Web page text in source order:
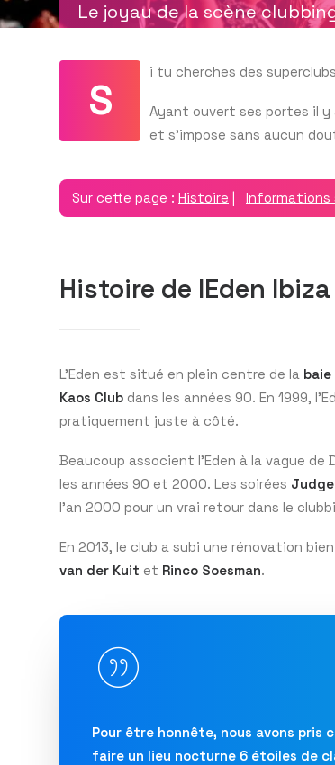
Le joyau de la scène
S
i tu cherches des
Ayant ouvert ses portes il y
et s’impose sans aucun
Sur cette page : Histoire | Informations
Histoire de lEden Ibiza
L’Eden est situé en plein centre de la
Kaos Club dans les années 90. En 1999,
pratiquement juste à côté.
Beaucoup associent l’Eden à la vague
les années 90 et 2000. Les soirées
l’an 2000 pour un vrai retour dans le
En 2013, le club a subi une rénovation
van der Kuit et Rinco Soesman.
Pour être honnête, nous avons pris
faire un lieu nocturne 6 étoiles de